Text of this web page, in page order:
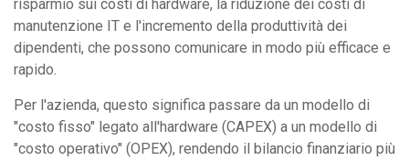
risparmio sui costi di hardware, la riduzione dei costi di
manutenzione IT e l'incremento della produttività dei
dipendenti, che possono comunicare in modo più efficace e
rapido.
Per l'azienda, questo significa passare da un modello di
"costo fisso" legato all'hardware (CAPEX) a un modello di
"costo operativo" (OPEX), rendendo il bilancio finanziario più